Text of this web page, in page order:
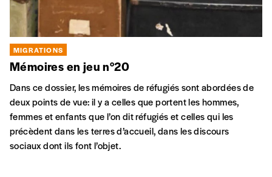
MIGRATIONS
Mémoires en jeu n°20
Dans ce dossier, les mémoires de réfugiés sont abordées de
deux points de vue: il y a celles que portent les hommes,
femmes et enfants que l’on dit réfugiés et celles qui les
précèdent dans les terres d’accueil, dans les discours
sociaux dont ils font l’objet.